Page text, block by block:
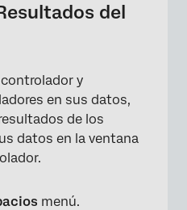
del
y
en sus datos,
de los
datos en la ventana
menú.